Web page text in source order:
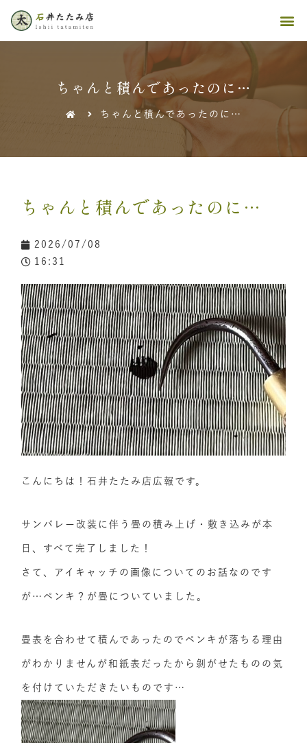
ちゃんと積んであったのに…
ちゃんと積んであったのに…
ちゃんと積んであったのに…
2026/07/08
16:31
こんにちは！石井たたみ店広報です。
サンバレー改装に伴う畳の積み上げ・敷き込みが本
日、すべて完了しました！
さて、アイキャッチの画像についてのお話なのです
が…ペンキ？が畳についていました。
畳表を合わせて積んであったのでペンキが落ちる理由
がわかりませんが和紙表だったから剝がせたものの気
を付けていただきたいものです…